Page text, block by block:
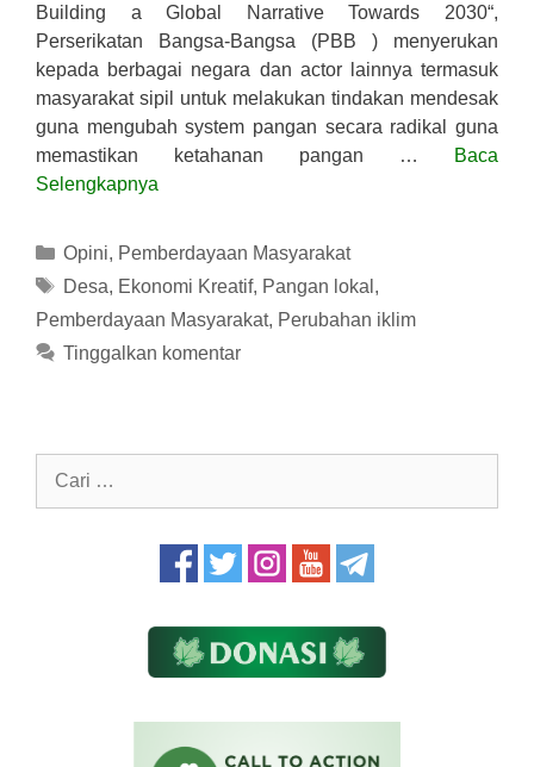
Building a Global Narrative Towards 2030“,
Perserikatan Bangsa-Bangsa (PBB ) menyerukan
kepada berbagai negara dan actor lainnya termasuk
masyarakat sipil untuk melakukan tindakan mendesak
guna mengubah system pangan secara radikal guna
memastikan ketahanan pangan …
Baca
Selengkapnya
Kategori
Opini, Pemberdayaan Masyarakat
Tag
Desa, Ekonomi Kreatif, Pangan lokal ,
Pemberdayaan Masyarakat, Perubahan iklim
Tinggalkan komentar